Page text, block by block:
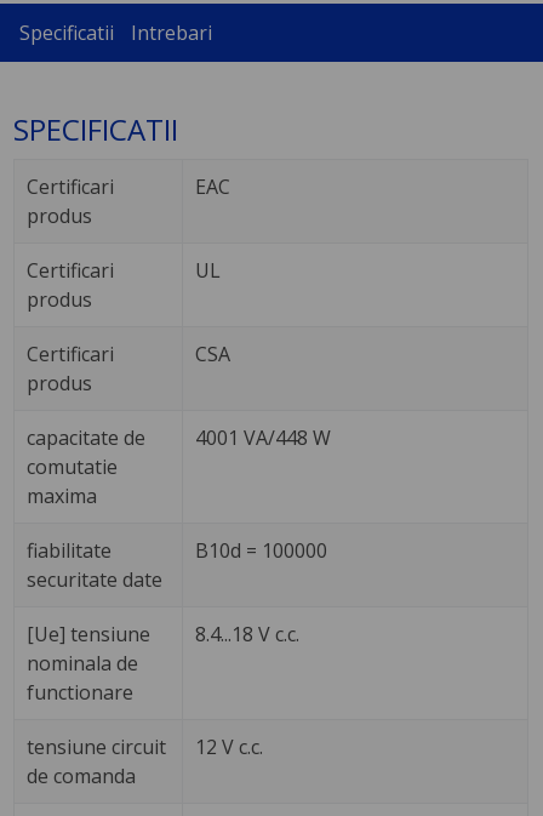
Specificatii Intrebari
SPECIFICATII
Certificari
produs
EAC
Certificari
produs
UL
Certificari
produs
CSA
capacitate de
comutatie
maxima
4001 VA/448 W
fiabilitate
securitate date
B10d = 100000
[Ue] tensiune
nominala de
functionare
8.4...18 V c.c.
tensiune circuit
de comanda
12 V c.c.